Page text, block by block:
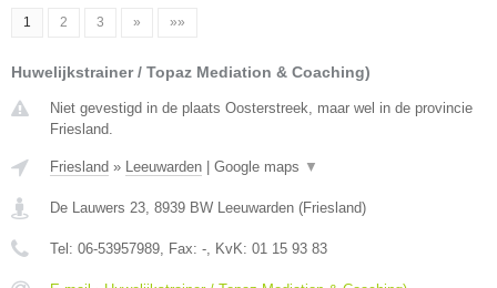
1 2 3 » »»
Huwelijkstrainer / Topaz Mediation & Coaching)
Niet gevestigd in de plaats Oosterstreek, maar wel in de provincie
Friesland.
Friesland » Leeuwarden Google maps ▼
De Lauwers 23, 8939 BW Leeuwarden (Friesland)
Tel: 06-53957989, Fax: -, KvK: 01 15 93 83